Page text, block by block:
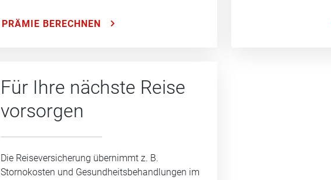
PRÄMIE BERECHNEN
Für Ihre nächste Reise
vorsorgen
Die Reiseversicherung übernimmt z. B.
Stornokosten und Gesundheitsbehandlungen im